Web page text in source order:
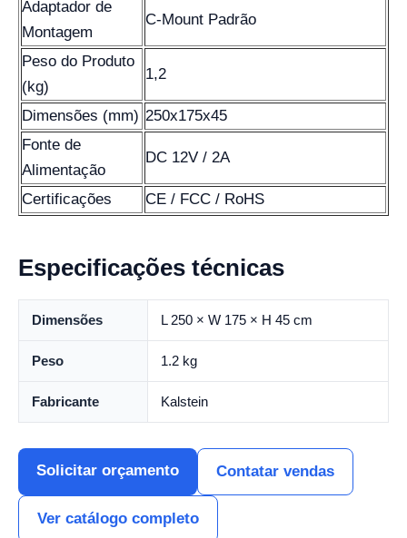
Adaptador de
Montagem
C-Mount Padrão
Peso do Produto
(kg)
1,2
Dimensões (mm) 250x175x45
Fonte de
Alimentação
DC 12V / 2A
Certificações CE / FCC / RoHS
Especificações técnicas
Dimensões L 250 × W 175 × H 45 cm
Peso 1.2 kg
Fabricante Kalstein
Solicitar orçamento Contatar vendas
Ver catálogo completo